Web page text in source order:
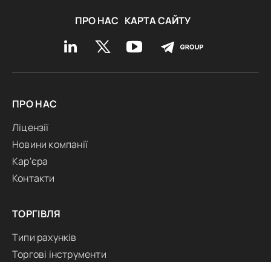
ПРО НАС КАРТА САЙТУ
ПРО НАС
Ліцензії
Новини компанії
Кар'єра
Контакти
ТОРГІВЛЯ
Типи рахунків
Торгові інструменти